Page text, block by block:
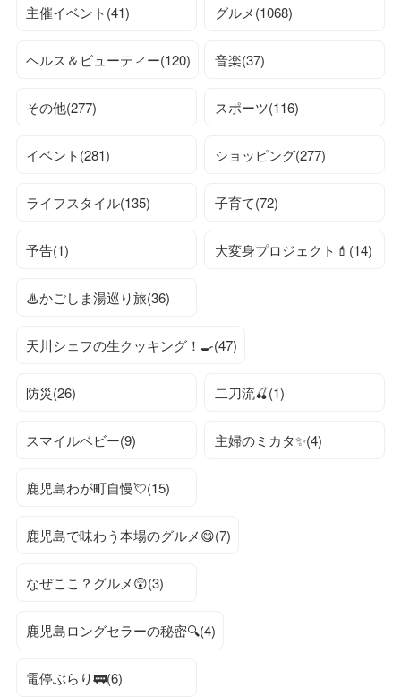
主催イベント(41) グルメ(1068)
ヘルス＆ビューティー(120) 音楽(37)
その他(277) スポーツ(116)
イベント(281) ショッピング(277)
ライフスタイル(135) 子育て(72)
予告(1) 大変身プロジェクト💄(14)
♨かごしま湯巡り旅(36)
天川シェフの生クッキング！🍳(47)
防災(26) 二刀流🍒(1)
スマイルベビー(9) 主婦のミカタ✨(4)
鹿児島わが町自慢💘(15)
鹿児島で味わう本場のグルメ😋(7)
なぜここ？グルメ😲(3)
鹿児島ロングセラーの秘密🔍(4)
電停ぶらり🚃(6)